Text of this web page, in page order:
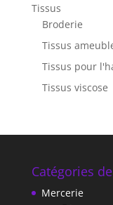
Tissus
Broderie
Tissus
Tissus pour
Tissus viscose
Catégories
Mercerie